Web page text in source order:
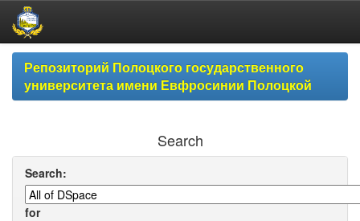
Skip
navigationРепозиторий Полоцкого государственного
университета имени Евфросинии Полоцкой
Search
Search:
for